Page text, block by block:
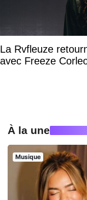
La Rvfleuze
avec Freeze
À la une
Musique